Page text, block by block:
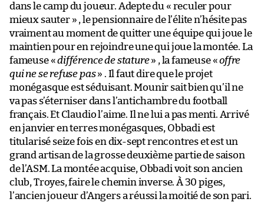
dans le camp du joueur. Adepte du « reculer pour
mieux sauter » , le pensionnaire de l’élite n’hésite pas
vraiment au moment de quitter une équipe qui joue le
maintien pour en rejoindre une qui joue la montée. La
fameuse «différence de stature» , la fameuse «offre
qui ne se refuse pas» . Il faut dire que le projet
monégasque est séduisant. Mounir sait bien qu’il ne
va pas s’éterniser dans l’antichambre du football
français. Et Claudio l’aime. Il ne lui a pas menti. Arrivé
en janvier en terres monégasques, Obbadi est
titularisé seize fois en dix-sept rencontres et est un
grand artisan de la grosse deuxième partie de saison
de l’ASM. La montée acquise, Obbadi voit son ancien
club, Troyes, faire le chemin inverse. À 30 piges,
l’ancien joueur d’Angers a réussi la moitié de son pari.